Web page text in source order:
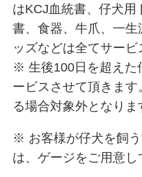
はKCJ血統書、仔犬用
書、食器、牛爪、一
ッズなどは全てサービ
※ 生後100日を超えた
ービスさせて頂きま
る場合対象外となりま
※ お客様が仔犬を飼
は、ゲージをご用意し